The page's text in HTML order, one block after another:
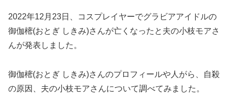
2022年12月23日、コスプレイヤーでグラビアアイドルの
御伽樒(おとぎ しきみ)さんが亡くなったと夫の小枝モアさ
んが発表しました。
御伽樒(おとぎ しきみ)さんのプロフィールや人がら、自殺
の原因、夫の小枝モアさんについて調べてみました。